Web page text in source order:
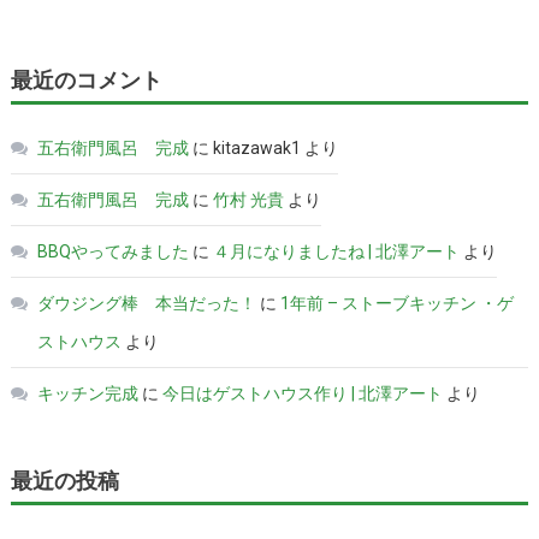
最近のコメント
五右衛門風呂 完成に kitazawak1 より
五右衛門風呂 完成に 竹村 光貴より
BBQやってみました に ４月になりましたね | 北澤アート より
ダウジング棒 本当だった！ に 1年前 – ストーブキッチン ・ゲ
ストハウス より
キッチン完成に 今日はゲストハウス作り | 北澤アート より
最近の投稿